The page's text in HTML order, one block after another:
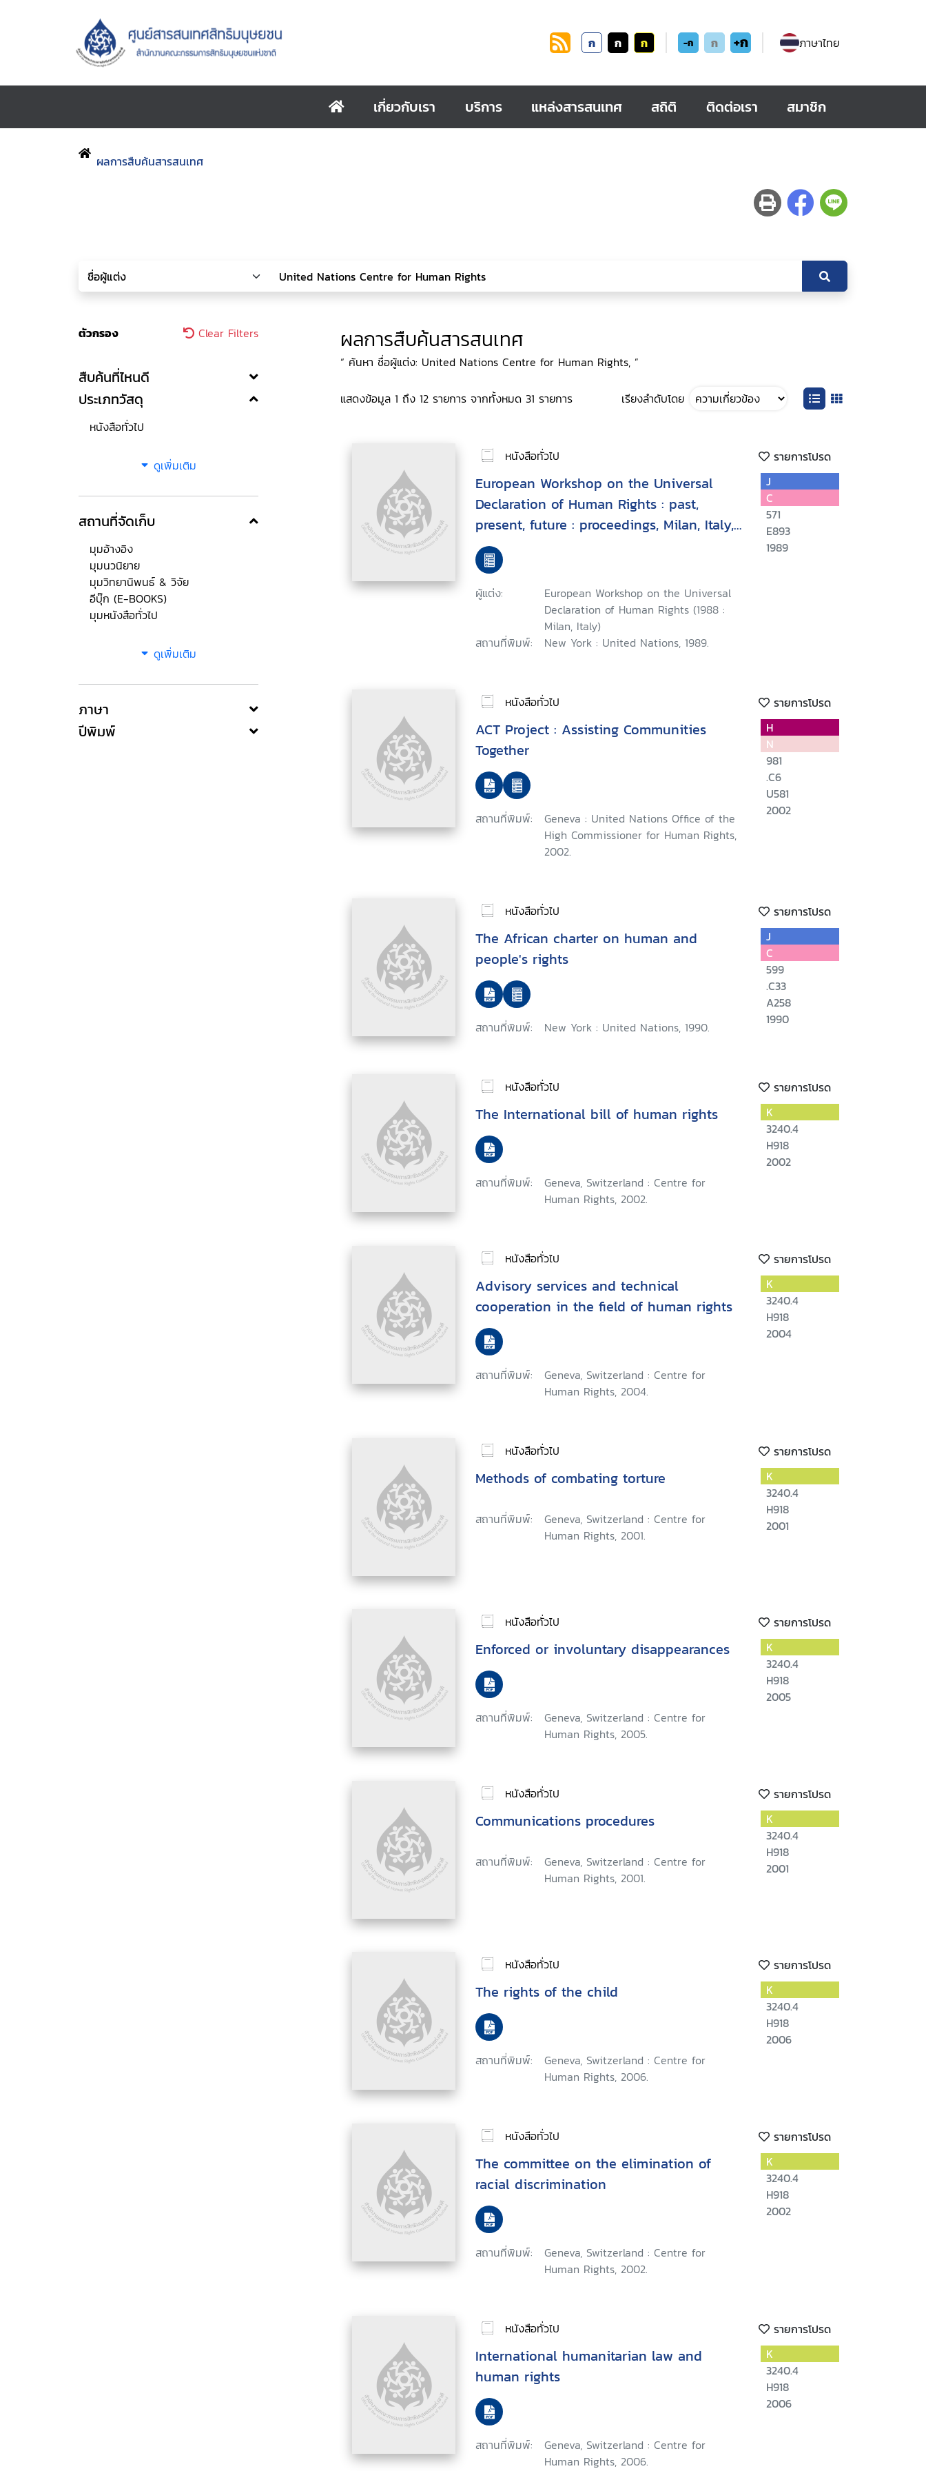
ก ก ก -ก ก +ก ภาษาไทย
เกี่ยวกับเรา บริการ แหล่งสารสนเทศ สถิติ ติดต่อเรา สมาชิก
ผลการสืบค้นสารสนเทศ
ตัวกรอง Clear Filters
สืบค้นที่ไหนดี
ประเภทวัสดุ
หนังสือทั่วไป
ดูเพิ่มเติม
สถานที่จัดเก็บ
มุมอ้างอิง
มุมนวนิยาย
มุมวิทยานิพนธ์ & วิจัย
อีบุ๊ก (E-BOOKS)
มุมหนังสือทั่วไป
ดูเพิ่มเติม
ภาษา
ปีพิมพ์
ผลการสืบค้นสารสนเทศ
“ ค้นหา ชื่อผู้แต่ง: United Nations Centre for Human Rights, ”
แสดงข้อมูล 1 ถึง 12 รายการ จากทั้งหมด 31 รายการ เรียงลำดับโดย
หนังสือทั่วไป รายการโปรด
European Workshop on the Universal
Declaration of Human Rights : past,
present, future : proceedings, Milan, Italy,
7-9 September 1988
ผู้แต่ง:
European Workshop on the Universal
Declaration of Human Rights (1988 :
Milan, Italy)
สถานที่พิมพ์:
New York : United Nations, 1989.
J
C
571
E893
1989
หนังสือทั่วไป รายการโปรด
ACT Project : Assisting Communities
Together
สถานที่พิมพ์:
Geneva : United Nations Office of the
High Commissioner for Human Rights,
2002.
H
N
981
.C6
U581
2002
หนังสือทั่วไป รายการโปรด
The African charter on human and
people's rights
สถานที่พิมพ์: New York : United Nations, 1990.
J
C
599
.C33
A258
1990
หนังสือทั่วไป รายการโปรด
The International bill of human rights
สถานที่พิมพ์:
Geneva, Switzerland : Centre for
Human Rights, 2002.
K
3240.4
H918
2002
หนังสือทั่วไป รายการโปรด
Advisory services and technical
cooperation in the field of human rights
สถานที่พิมพ์:
Geneva, Switzerland : Centre for
Human Rights, 2004.
K
3240.4
H918
2004
หนังสือทั่วไป รายการโปรด
Methods of combating torture
สถานที่พิมพ์:
Geneva, Switzerland : Centre for
Human Rights, 2001.
K
3240.4
H918
2001
หนังสือทั่วไป รายการโปรด
Enforced or involuntary disappearances
สถานที่พิมพ์:
Geneva, Switzerland : Centre for
Human Rights, 2005.
K
3240.4
H918
2005
หนังสือทั่วไป รายการโปรด
Communications procedures
สถานที่พิมพ์:
Geneva, Switzerland : Centre for
Human Rights, 2001.
K
3240.4
H918
2001
หนังสือทั่วไป รายการโปรด
The rights of the child
สถานที่พิมพ์:
Geneva, Switzerland : Centre for
Human Rights, 2006.
K
3240.4
H918
2006
หนังสือทั่วไป รายการโปรด
The committee on the elimination of
racial discrimination
สถานที่พิมพ์:
Geneva, Switzerland : Centre for
Human Rights, 2002.
K
3240.4
H918
2002
หนังสือทั่วไป รายการโปรด
International humanitarian law and
human rights
สถานที่พิมพ์:
Geneva, Switzerland : Centre for
Human Rights, 2006.
K
3240.4
H918
2006